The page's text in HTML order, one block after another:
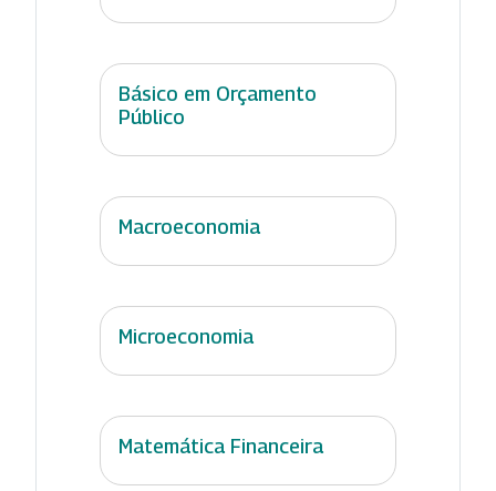
Básico em Orçamento
Público
Macroeconomia
Microeconomia
Matemática Financeira